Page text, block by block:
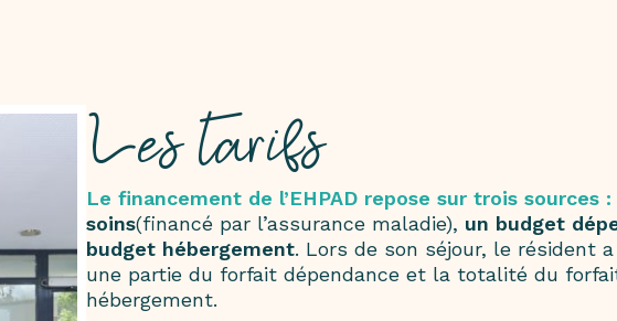
Les tarifs
Le financement de l’EHPAD repose sur trois sources :
soins(financé par l’assurance maladie), un budget
budget hébergement. Lors de son séjour, le résident
une partie du forfait dépendance et la totalité du
hébergement.